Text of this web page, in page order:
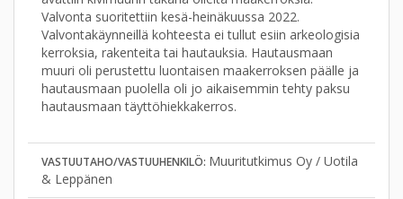
Valvonta suoritettiin kesä-heinäkuussa 2022.
Valvontakäynneillä kohteesta ei tullut esiin arkeologisia
kerroksia, rakenteita tai hautauksia. Hautausmaan
muuri oli perustettu luontaisen maakerroksen päälle ja
hautausmaan puolella oli jo aikaisemmin tehty paksu
hautausmaan täyttöhiekkakerros.
VASTUUTAHO/VASTUUHENKILÖ: Muuritutkimus Oy / Uotila
& Leppänen